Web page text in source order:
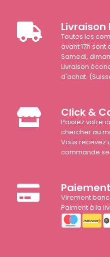
Livraison
Toutes les
avant 17h
Samedi,
Livraison
d'achat.
Click &
Passez votre
chercher au
Vous recevez
commande
Virement
Paiment à la